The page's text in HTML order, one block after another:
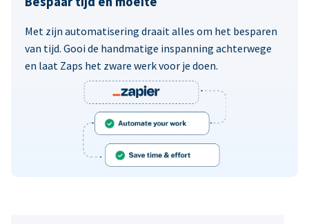
Met zijn automatisering draait alles om het besparen
van tijd. Gooi de handmatige inspanning achterwege
en laat Zaps het zware werk voor je doen.